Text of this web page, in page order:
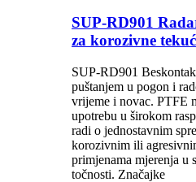
SUP-RD901
za korozivne
SUP-RD901
puštanjem u pogon i
vrijeme i novac. PTFE
upotrebu u širokom
radi o jednostavnim
korozivnim ili
primjenama mjerenja u
točnosti. Značajke